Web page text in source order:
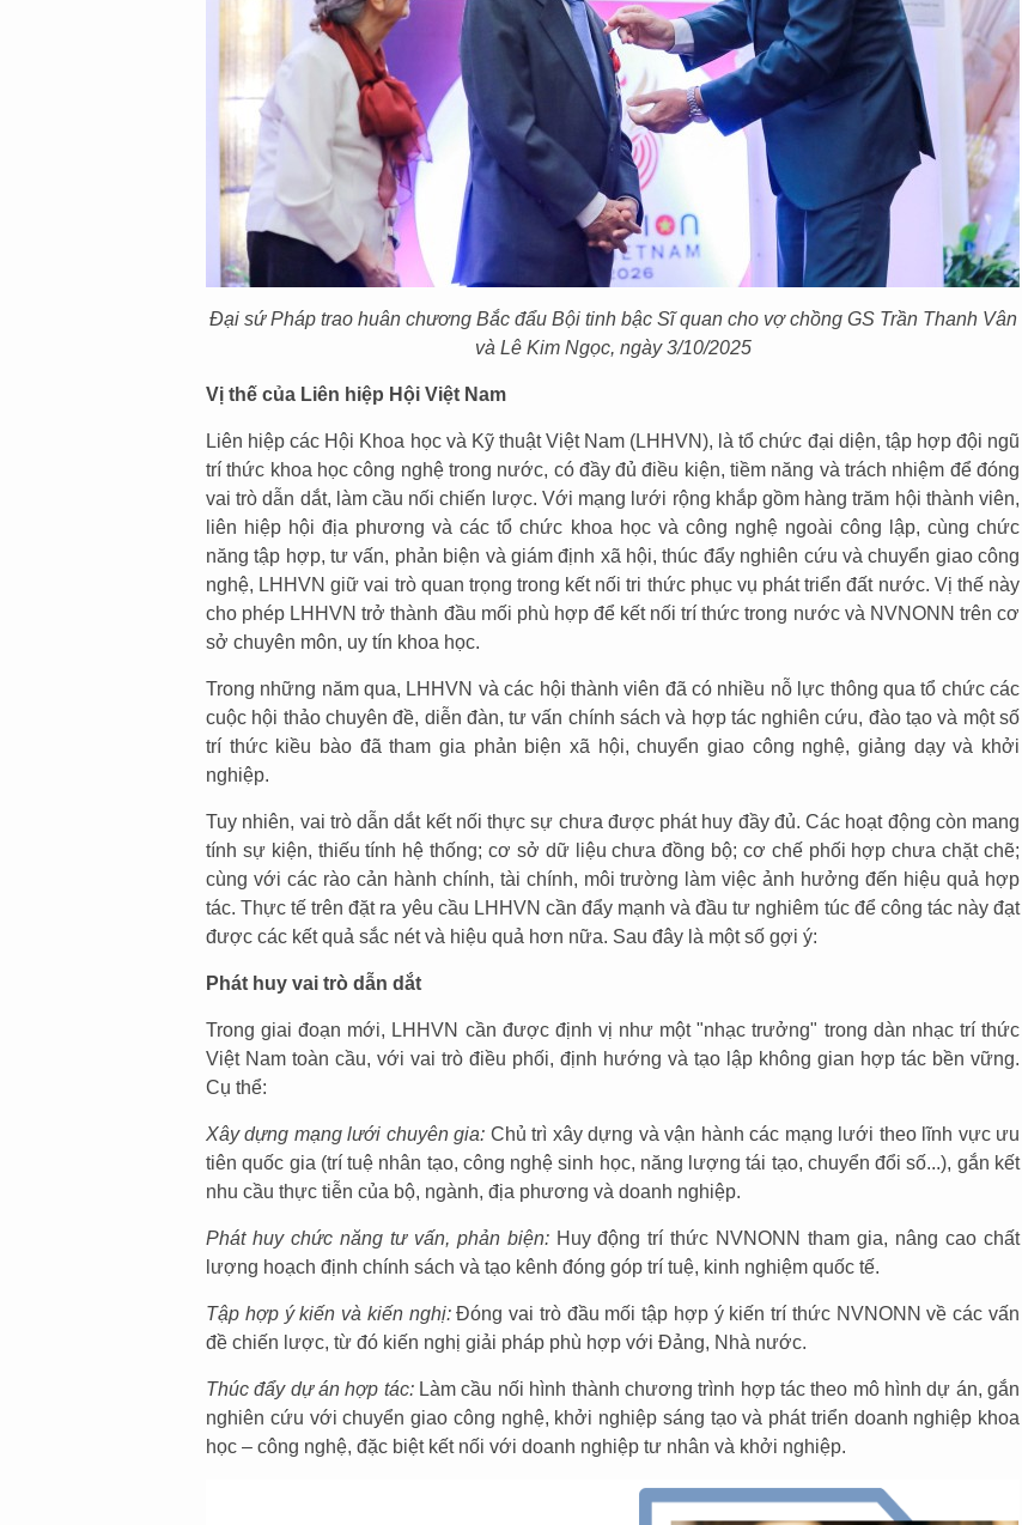
Đại sứ Pháp trao huân chương Bắc đẩu Bội tinh bậc Sĩ quan cho vợ chồng GS Trần Thanh Vân
và Lê Kim Ngọc, ngày 3/10/2025
Vị thế của Liên hiệp Hội Việt Nam
Liên hiệp các Hội Khoa học và Kỹ thuật Việt Nam (LHHVN), là tổ chức đại diện, tập hợp đội ngũ
trí thức khoa học công nghệ trong nước, có đầy đủ điều kiện, tiềm năng và trách nhiệm để đóng
vai trò dẫn dắt, làm cầu nối chiến lược. Với mạng lưới rộng khắp gồm hàng trăm hội thành viên,
liên hiệp hội địa phương và các tổ chức khoa học và công nghệ ngoài công lập, cùng chức
năng tập hợp, tư vấn, phản biện và giám định xã hội, thúc đẩy nghiên cứu và chuyển giao công
nghệ, LHHVN giữ vai trò quan trọng trong kết nối tri thức phục vụ phát triển đất nước. Vị thế này
cho phép LHHVN trở thành đầu mối phù hợp để kết nối trí thức trong nước và NVNONN trên cơ
sở chuyên môn, uy tín khoa học.
Trong những năm qua, LHHVN và các hội thành viên đã có nhiều nỗ lực thông qua tổ chức các
cuộc hội thảo chuyên đề, diễn đàn, tư vấn chính sách và hợp tác nghiên cứu, đào tạo và một số
trí thức kiều bào đã tham gia phản biện xã hội, chuyển giao công nghệ, giảng dạy và khởi
nghiệp.
Tuy nhiên, vai trò dẫn dắt kết nối thực sự chưa được phát huy đầy đủ. Các hoạt động còn mang
tính sự kiện, thiếu tính hệ thống; cơ sở dữ liệu chưa đồng bộ; cơ chế phối hợp chưa chặt chẽ;
cùng với các rào cản hành chính, tài chính, môi trường làm việc ảnh hưởng đến hiệu quả hợp
tác. Thực tế trên đặt ra yêu cầu LHHVN cần đẩy mạnh và đầu tư nghiêm túc để công tác này đạt
được các kết quả sắc nét và hiệu quả hơn nữa. Sau đây là một số gợi ý:
P hát huy vai trò dẫn dắt
Trong giai đoạn mới, LHHVN cần được định vị như một "nhạc trưởng" trong dàn nhạc trí thức
Việt Nam toàn cầu, với vai trò điều phối, định hướng và tạo lập không gian hợp tác bền vững.
Cụ thể:
Xây dựng mạng lưới chuyên gia: Chủ trì xây dựng và vận hành các mạng lưới theo lĩnh vực ưu
tiên quốc gia (trí tuệ nhân tạo, công nghệ sinh học, năng lượng tái tạo, chuyển đổi số...), gắn kết
nhu cầu thực tiễn của bộ, ngành, địa phương và doanh nghiệp.
Phát huy chức năng tư vấn, phản biện:Huy động trí thức NVNONN tham gia, nâng cao chất
lượng hoạch định chính sách và tạo kênh đóng góp trí tuệ, kinh nghiệm quốc tế.
Tập hợp ý kiến và kiến nghị:Đóng vai trò đầu mối tập hợp ý kiến trí thức NVNONN về các vấn
đề chiến lược, từ đó kiến nghị giải pháp phù hợp với Đảng, Nhà nước.
Thúc đẩy dự án hợp tác:Làm cầu nối hình thành chương trình hợp tác theo mô hình dự án, gắn
nghiên cứu với chuyển giao công nghệ, khởi nghiệp sáng tạo và phát triển doanh nghiệp khoa
học – công nghệ, đặc biệt kết nối với doanh nghiệp tư nhân và khởi nghiệp.